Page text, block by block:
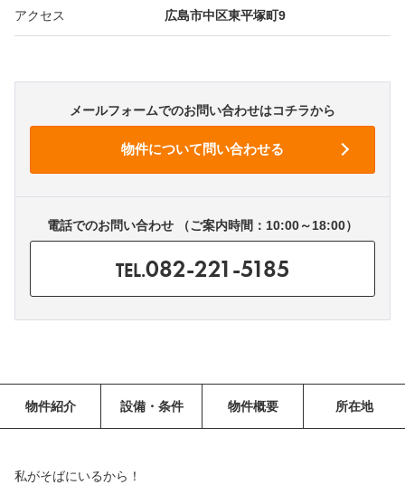
アクセス 広島市中区東平塚町9
メールフォームでのお問い合わせはコチラから
電話でのお問い合わせ （ご案内時間：10:00～18:00）
TEL.082-221-5185
物件紹介 設備・条件 物件概要 所在地
私がそばにいるから！